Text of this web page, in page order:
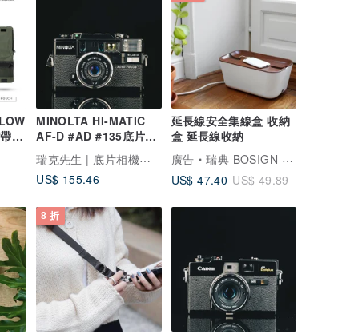
MINOLTA HI-MATIC
AF-D #AD #135底片相
機
瑞克先生 | 底片相機專賣
US$ 155.46
延長線安全集線盒 收納
盒 延長線收納
廣告
瑞典 BOSIGN Stockholm 家居用品
US$ 47.40 US$ 49.89
8 折